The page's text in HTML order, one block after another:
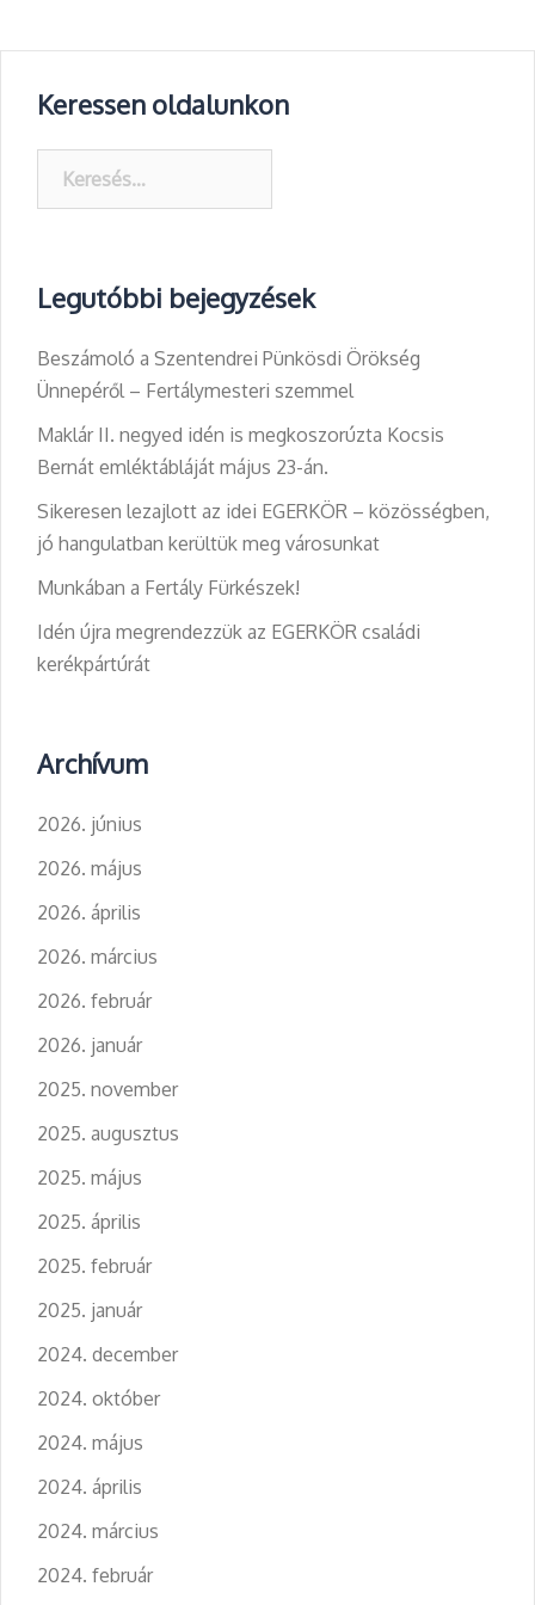
Keressen oldalunkon
Legutóbbi bejegyzések
Beszámoló a Szentendrei Pünkösdi Örökség
Ünnepéről – Fertálymesteri szemmel
Maklár II. negyed idén is megkoszorúzta Kocsis
Bernát emléktábláját május 23-án.
Sikeresen lezajlott az idei EGERKÖR – közösségben,
jó hangulatban kerültük meg városunkat
Munkában a Fertály Fürkészek!
Idén újra megrendezzük az EGERKÖR családi
kerékpártúrát
Archívum
2026. június
2026. május
2026. április
2026. március
2026. február
2026. január
2025. november
2025. augusztus
2025. május
2025. április
2025. február
2025. január
2024. december
2024. október
2024. május
2024. április
2024. március
2024. február